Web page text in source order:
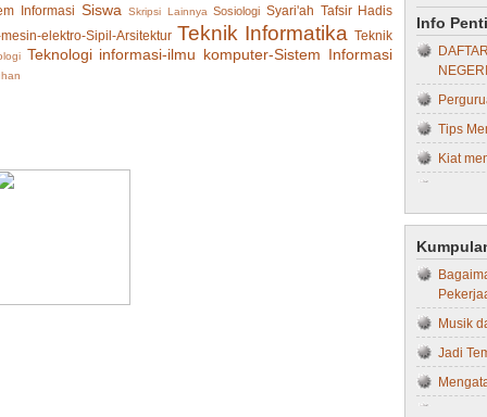
Informasi Siswa Skripsi Lainnya Sosiologi Syari'ah Tafsir Hadis
elektro-Sipil-Arsitektur Teknik Informatika Teknik
Teknologi informasi-ilmu komputer-Sistem Informasi
Ilmu
Ilmu
Ilmu
IPS
Kimia
Kiat
Tips
Pasca
Jenis-
Info
Tips
Kiat
4 Jenis
Dapat
10 Kiat
Musik
Jadi